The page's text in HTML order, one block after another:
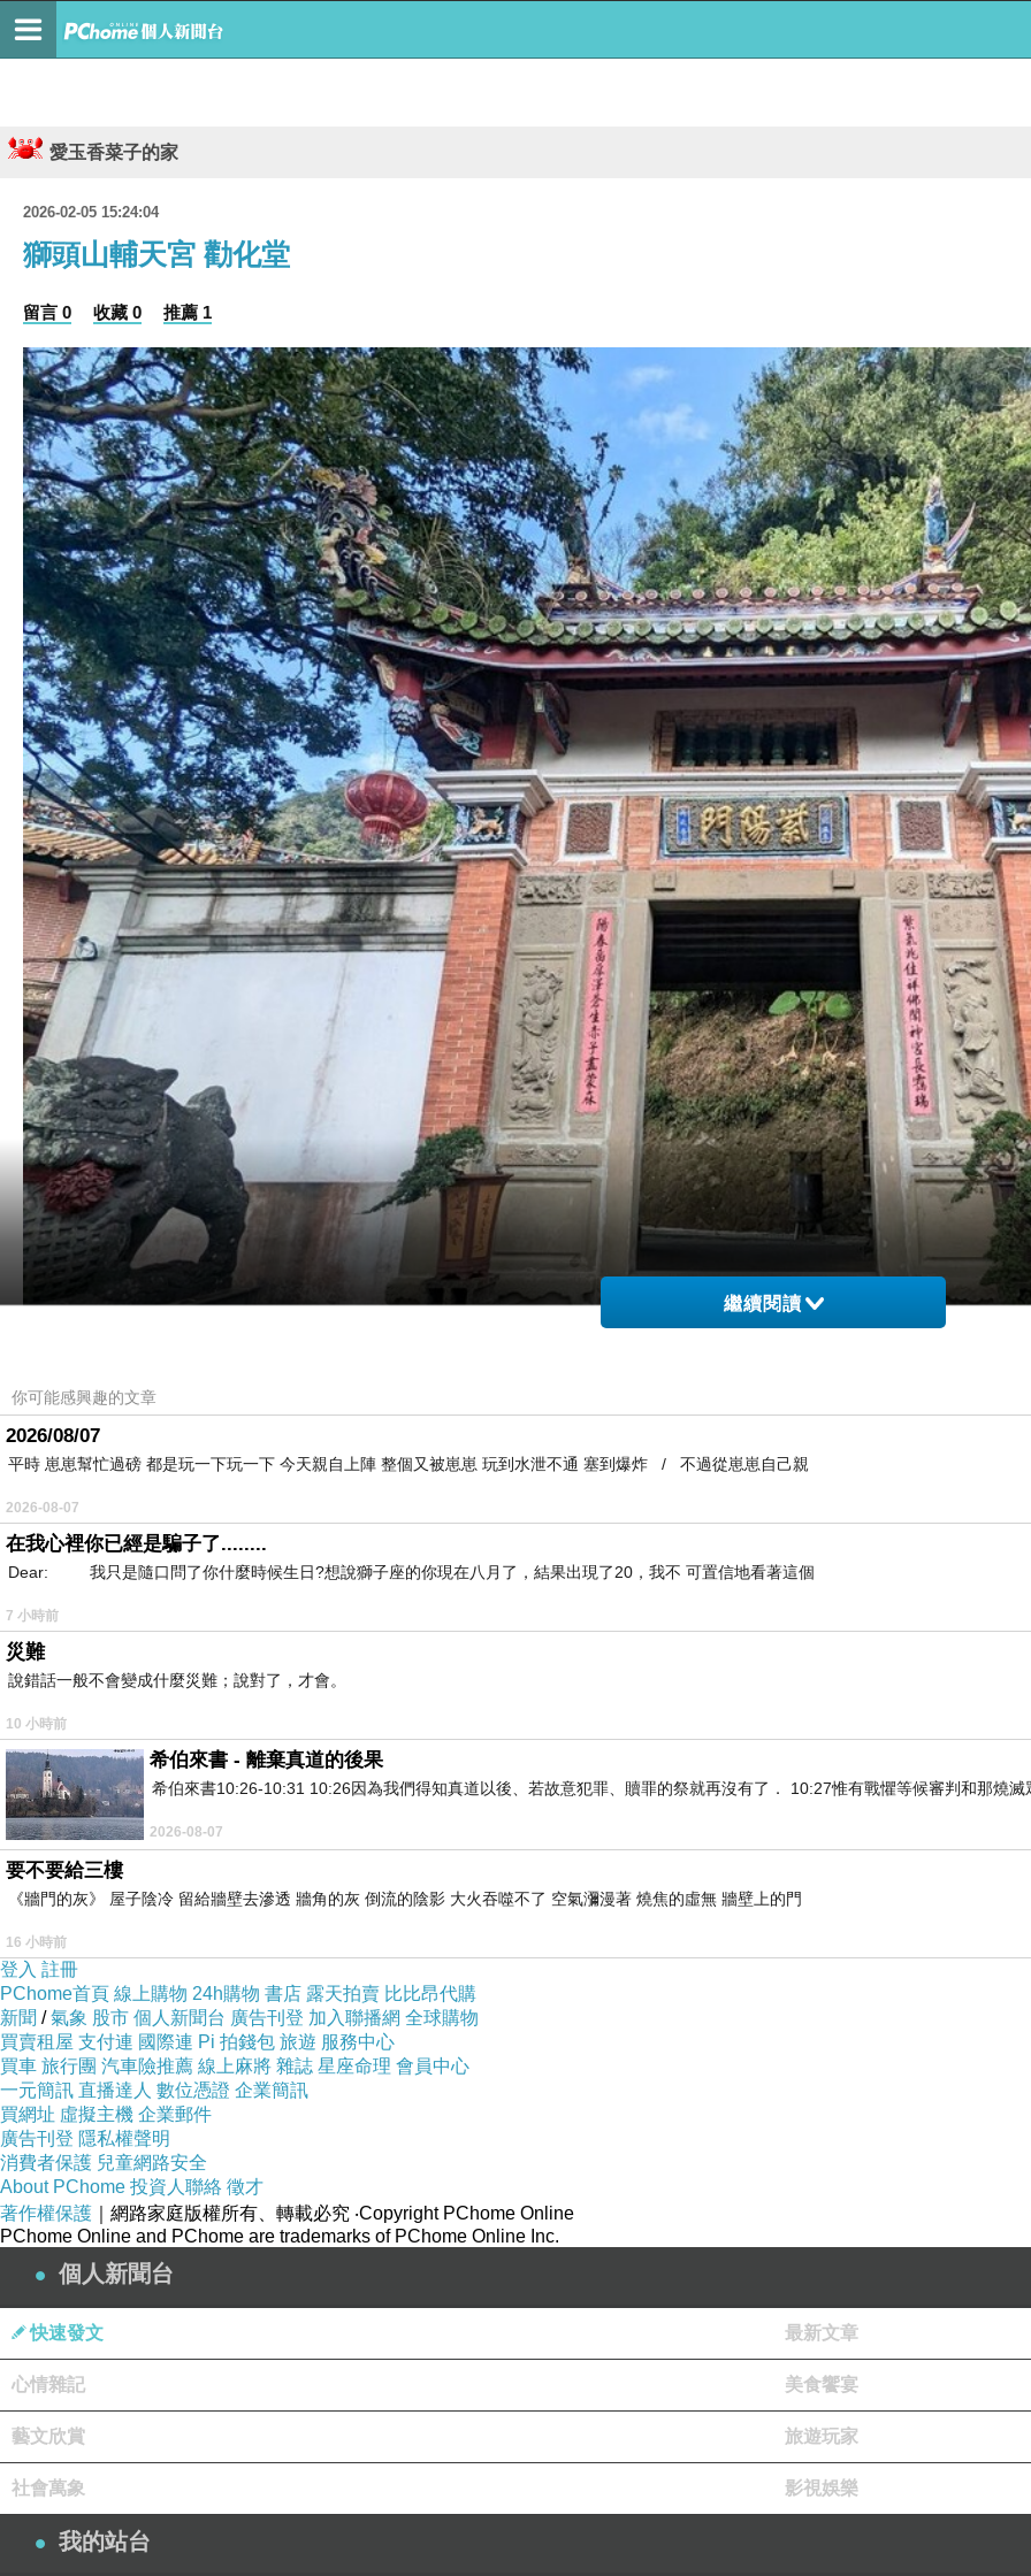
愛玉香菜子的家
2026-02-05 15:24:04
獅頭山輔天宮 勸化堂
留言 0 收藏 0 推薦 1
報載獅頭山勸化堂裡的媽祖殿
繼續閱讀
你可能感興趣的文章
2026/08/07
平時 崽崽幫忙過磅 都是玩一下玩一下 今天親自上陣 整個又被崽崽 玩到水泄不通 塞到爆炸 / 不過從崽崽自己親
2026-08-07
在我心裡你已經是騙子了........
Dear: 我只是隨口問了你什麼時候生日?想說獅子座的你現在八月了，結果出現了20，我不 可置信地看著這個
7 小時前
災難
說錯話一般不會變成什麼災難；說對了，才會。
10 小時前
希伯來書 - 離棄真道的後果
希伯來書10:26-10:31 10:26因為我們得知真道以後、若故意犯罪、贖罪的祭就再沒有了． 10:27惟有戰懼等候審判和那燒滅
2026-08-07
要不要給三樓
《牆門的灰》 屋子陰冷 留給牆壁去滲透 牆角的灰 倒流的陰影 大火吞噬不了 空氣瀰漫著 燒焦的虛無 牆壁上的門
16 小時前
登入 註冊
PChome首頁 線上購物 24h購物 書店 露天拍賣 比比昂代購
新聞 /氣象 股市 個人新聞台 廣告刊登 加入聯播網 全球購物
買賣租屋 支付連 國際連 Pi 拍錢包 旅遊 服務中心
買車 旅行團 汽車險推薦 線上麻將 雜誌 星座命理 會員中心
一元簡訊 直播達人 數位憑證 企業簡訊
買網址 虛擬主機 企業郵件
廣告刊登 隱私權聲明
消費者保護 兒童網路安全
About PChome 投資人聯絡 徵才
著作權保護 ｜網路家庭版權所有、轉載必究 ‧Copyright PChome Online
PChome Online and PChome are trademarks of PChome Online Inc.
個人新聞台
快速發文 最新文章
心情雜記 美食饗宴
藝文欣賞 旅遊玩家
社會萬象 影視娛樂
我的站台